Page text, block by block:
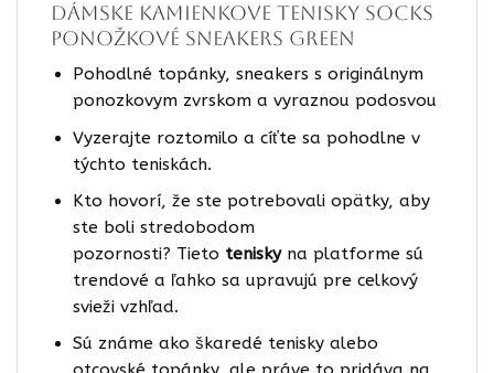
Dámske kamienkove tenisky socks
ponožkové sneakers green
Pohodlné topánky, sneakers s originálnym
ponozkovym zvrskom a vyraznou podosvou
Vyzerajte roztomilo a cíťte sa pohodlne v
týchto teniskách.
Kto hovorí, že ste potrebovali opätky, aby
ste boli stredobodom
pozornosti? Tieto teniskyna platforme sú
trendové a ľahko sa upravujú pre celkový
svieži vzhľad.
Sú známe ako škaredé tenisky alebo